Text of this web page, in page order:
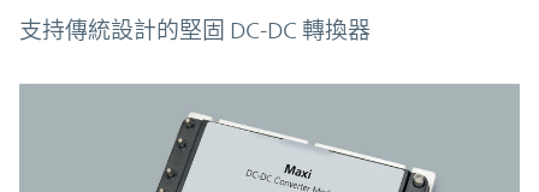
支持傳統設計的堅固 DC-DC 轉換器